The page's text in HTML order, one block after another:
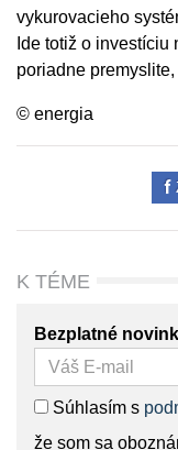
vykurovacieho
Ide totiž o
poriadne
© energia
K TÉME
Bezplatné
Súhlasím s
že som sa